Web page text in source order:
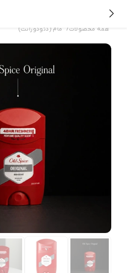
همه محصولات/ مام (دئودورانت)